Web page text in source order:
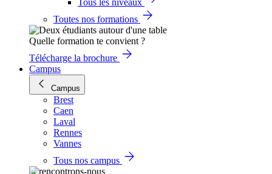
Tous les niveaux
Toutes nos formations
Quelle formation te convient ?
Télécharge la brochure
Campus
Campus
Brest
Caen
Laval
Rennes
Vannes
Tous nos campus